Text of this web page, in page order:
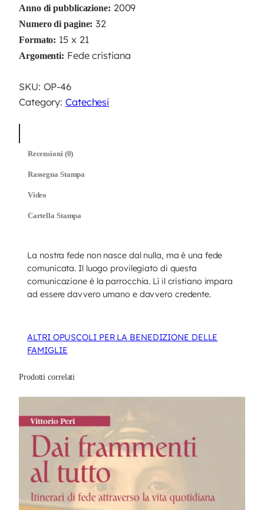
c
h
i
t
i
Anno di pubblicazione: 2009
Numero di pagine: 32
Formato: 15 x 21
Argomenti: Fede cristiana
SKU: OP-46
Category:Catechesi
Recensioni (0)
Rassegna Stampa
Video
Cartella Stampa
La nostra fede non nasce dal nulla, ma è una fede
comunicata. Il luogo provilegiato di questa
comunicazione è la parrocchia. Lì il cristiano impara
ad essere davvero umano e davvero credente.
ALTRI OPUSCOLI PER LA BENEDIZIONE DELLE
FAMIGLIE
Prodotti correlati